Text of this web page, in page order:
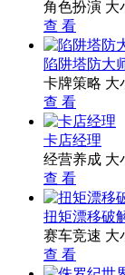
角色扮演 大
查 看
陷阱塔防大
卡牌策略 大
查 看
卡店经理
经营养成 大
查 看
扭矩漂移破
赛车竞速 大
查 看